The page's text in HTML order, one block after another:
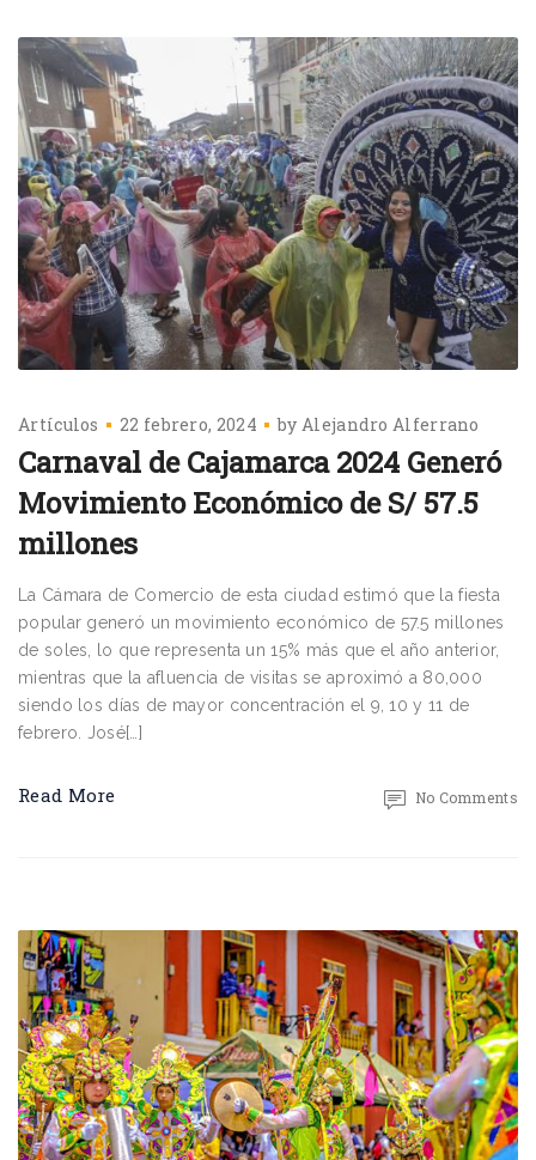
Artículos 22 febrero, 2024 byAlejandro Alferrano
Carnaval de Cajamarca 2024 Generó
Movimiento Económico de S/ 57.5
millones
La Cámara de Comercio de esta ciudad estimó que la fiesta
popular generó un movimiento económico de 57.5 millones
de soles, lo que representa un 15% más que el año anterior,
mientras que la afluencia de visitas se aproximó a 80,000
siendo los días de mayor concentración el 9, 10 y 11 de
febrero. José[…]
Read More No Comments